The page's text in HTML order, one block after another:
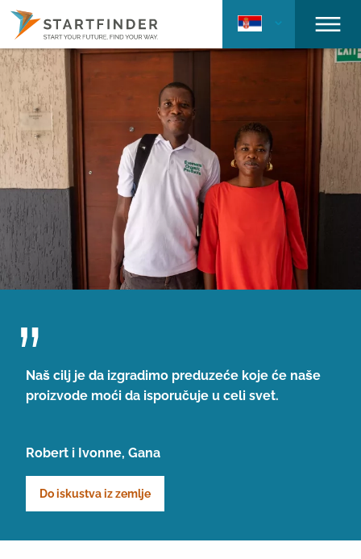
Naš cilj je da izgradimo preduzeće koje će naše
proizvode moći da isporučuje u celi svet.
Robert i Ivonne, Gana
Do iskustva iz zemlje